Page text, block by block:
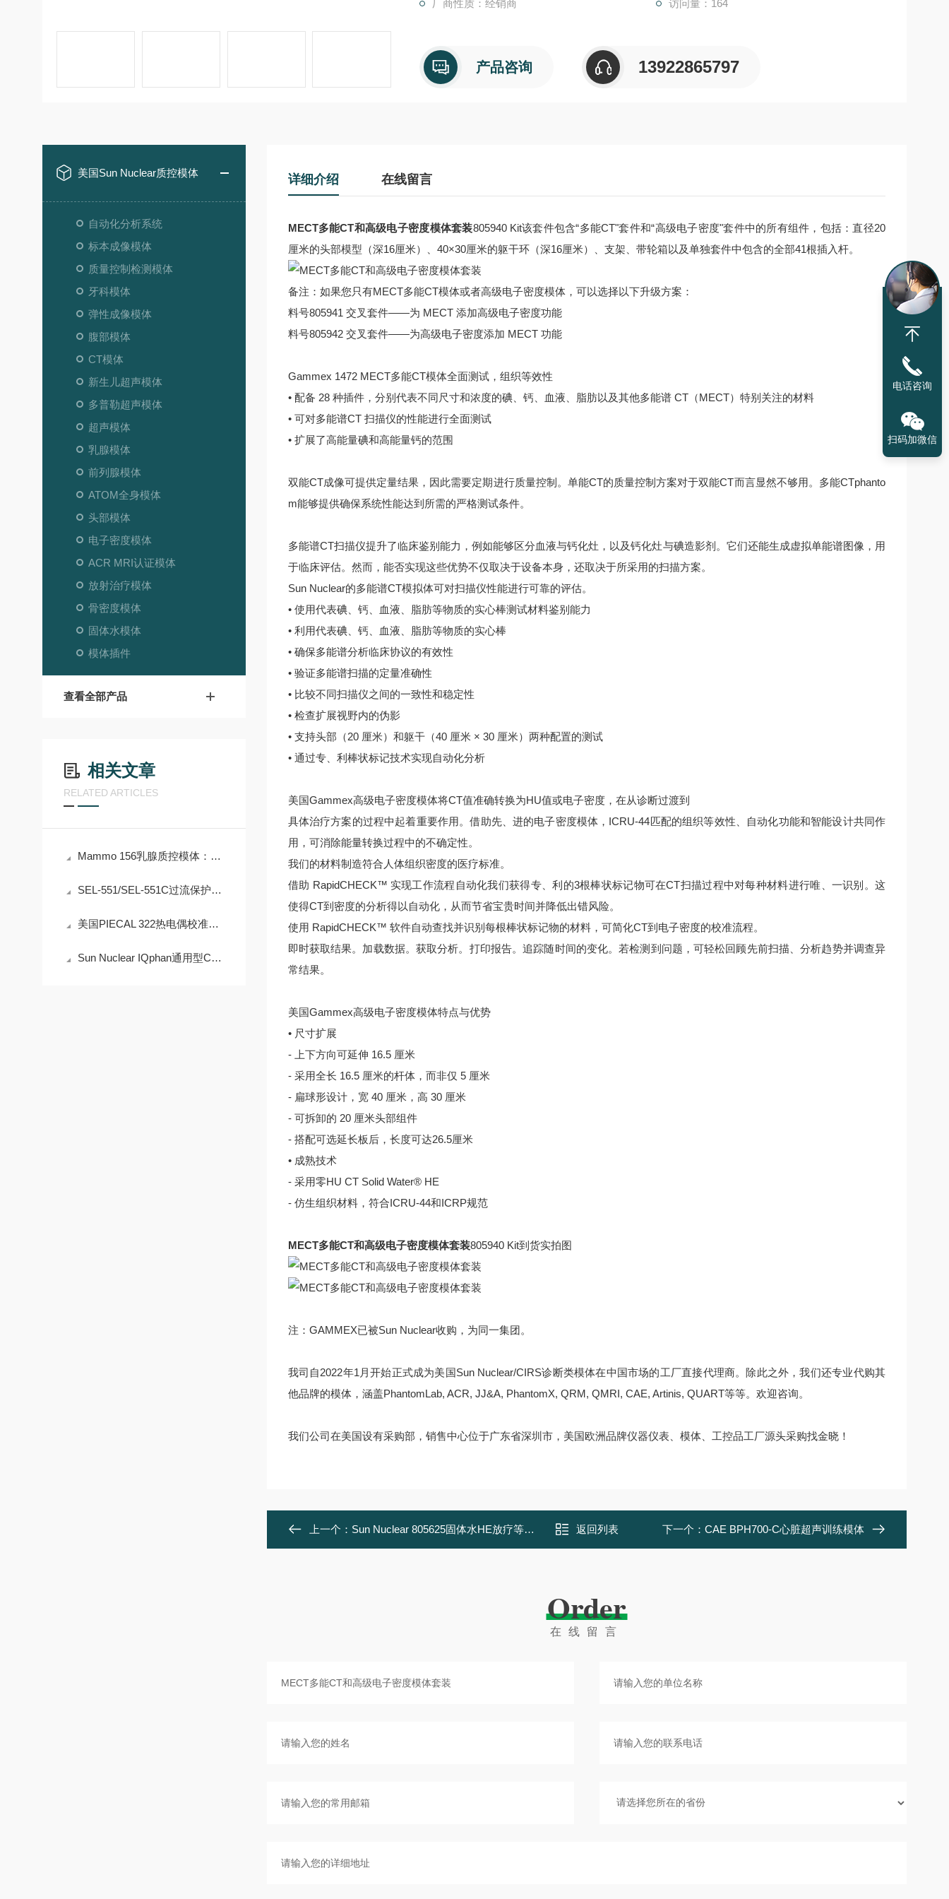
厂商性质：经销商 访问量：164
产品咨询 13922865797
美国Sun Nuclear质控模体
自动化分析系统
标本成像模体
质量控制检测模体
牙科模体
弹性成像模体
腹部模体
CT模体
新生儿超声模体
多普勒超声模体
超声模体
乳腺模体
前列腺模体
ATOM全身模体
头部模体
电子密度模体
ACR MRI认证模体
放射治疗模体
骨密度模体
固体水模体
模体插件
查看全部产品
相关文章
RELATED ARTICLES
Mammo 156乳腺质控模体：乳腺X线摄影设备合规质控核心解决方案
SEL-551/SEL-551C过流保护及自动重合闸继电器专业论文
美国PIECAL 322热电偶校准仪：高精度便携式温度校准解决方案
Sun Nuclear IQphan通用型CT图像质量模体功能
详细介绍 在线留言
MECT多能CT和高级电子密度模体套装805940 Kit该套件包含“多能CT"套件和“高级电子密度"套件中的所有组件，包括：直径20
厘米的头部模型（深16厘米）、40×30厘米的躯干环（深16厘米）、支架、带轮箱以及单独套件中包含的全部41根插入杆。
备注：如果您只有MECT多能CT模体或者高级电子密度模体，可以选择以下升级方案：
料号805941 交叉套件——为 MECT 添加高级电子密度功能
料号805942 交叉套件——为高级电子密度添加 MECT 功能
Gammex 1472 MECT多能CT模体全面测试，组织等效性
• 配备 28 种插件，分别代表不同尺寸和浓度的碘、钙、血液、脂肪以及其他多能谱 CT（MECT）特别关注的材料
• 可对多能谱CT 扫描仪的性能进行全面测试
• 扩展了高能量碘和高能量钙的范围
双能CT成像可提供定量结果，因此需要定期进行质量控制。单能CT的质量控制方案对于双能CT而言显然不够用。多能CTphanto
m能够提供确保系统性能达到所需的严格测试条件。
多能谱CT扫描仪提升了临床鉴别能力，例如能够区分血液与钙化灶，以及钙化灶与碘造影剂。它们还能生成虚拟单能谱图像，用
于临床评估。然而，能否实现这些优势不仅取决于设备本身，还取决于所采用的扫描方案。
Sun Nuclear的多能谱CT模拟体可对扫描仪性能进行可靠的评估。
• 使用代表碘、钙、血液、脂肪等物质的实心棒测试材料鉴别能力
• 利用代表碘、钙、血液、脂肪等物质的实心棒
• 确保多能谱分析临床协议的有效性
• 验证多能谱扫描的定量准确性
• 比较不同扫描仪之间的一致性和稳定性
• 检查扩展视野内的伪影
• 支持头部（20 厘米）和躯干（40 厘米 × 30 厘米）两种配置的测试
• 通过专、利棒状标记技术实现自动化分析
美国Gammex高级电子密度模体将CT值准确转换为HU值或电子密度，在从诊断过渡到
具体治疗方案的过程中起着重要作用。借助先、进的电子密度模体，ICRU-44匹配的组织等效性、自动化功能和智能设计共同作
用，可消除能量转换过程中的不确定性。
我们的材料制造符合人体组织密度的医疗标准。
借助 RapidCHECK™ 实现工作流程自动化我们获得专、利的3根棒状标记物可在CT扫描过程中对每种材料进行唯、一识别。这
使得CT到密度的分析得以自动化，从而节省宝贵时间并降低出错风险。
使用 RapidCHECK™ 软件自动查找并识别每根棒状标记物的材料，可简化CT到电子密度的校准流程。
即时获取结果。加载数据。获取分析。打印报告。追踪随时间的变化。若检测到问题，可轻松回顾先前扫描、分析趋势并调查异
常结果。
美国Gammex高级电子密度模体特点与优势
• 尺寸扩展
- 上下方向可延伸 16.5 厘米
- 采用全长 16.5 厘米的杆体，而非仅 5 厘米
- 扁球形设计，宽 40 厘米，高 30 厘米
- 可拆卸的 20 厘米头部组件
- 搭配可选延长板后，长度可达26.5厘米
• 成熟技术
- 采用零HU CT Solid Water® HE
- 仿生组织材料，符合ICRU-44和ICRP规范
MECT多能CT和高级电子密度模体套装805940 Kit到货实拍图
注：GAMMEX已被Sun Nuclear收购，为同一集团。
我司自2022年1月开始正式成为美国Sun Nuclear/CIRS诊断类模体在中国市场的工厂直接代理商。除此之外，我们还专业代购其
他品牌的模体，涵盖PhantomLab, ACR, JJ&A, PhantomX, QRM, QMRI, CAE, Artinis, QUART等等。欢迎咨询。
我们公司在美国设有采购部，销售中心位于广东省深圳市，美国欧洲品牌仪器仪表、模体、工控品工厂源头采购找金晓！
上一个： Sun Nuclear 805625固体水HE放疗等效模体 返回列表 下一个： CAE BPH700-C心脏超声训练模体
Order
在线留言
电话咨询
扫码加微信